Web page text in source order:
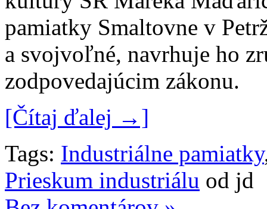
pamiatky Smaltovne v
a svojvoľné, navrhuje ho
zodpovedajúcim zákonu.
[Čítaj ďalej →]
Tags: Industriálne pamiatky
Prieskum industriálu od jd